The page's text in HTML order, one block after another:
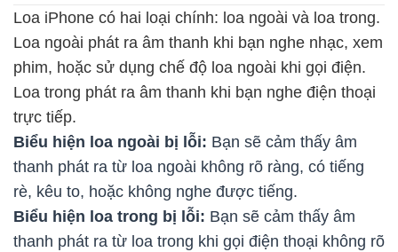
Loa iPhone có hai loại chính: loa ngoài và loa trong.
Loa ngoài phát ra âm thanh khi bạn nghe nhạc, xem
phim, hoặc sử dụng chế độ loa ngoài khi gọi điện.
Loa trong phát ra âm thanh khi bạn nghe điện thoại
trực tiếp.
Biểu hiện loa ngoài bị lỗi: Bạn sẽ cảm thấy âm
thanh phát ra từ loa ngoài không rõ ràng, có tiếng
rè, kêu to, hoặc không nghe được tiếng.
Biểu hiện loa trong bị lỗi: Bạn sẽ cảm thấy âm
thanh phát ra từ loa trong khi gọi điện thoại không rõ